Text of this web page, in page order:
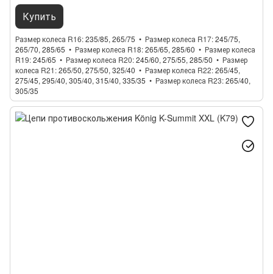
Купить
Размер колеса R16 235/85, 265/75 Размер колеса R17 245/75,
265/70, 285/65
Размер колеса R18 265/65, 285/60
Размер колеса
R19 245/65 Размер колеса R20 245/60, 275/55, 285/50
Размер
колеса R21 265/50, 275/50, 325/40 Размер колеса R22 265/45,
275/45, 295/40, 305/40, 315/40, 335/35
Размер колеса R23 265/40,
305/35